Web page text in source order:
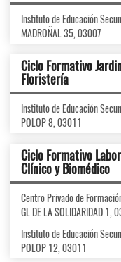
Instituto de Educación
MADROÑAL 35, 03007
Ciclo Formativo
Floristería
Instituto de Educación
POLOP 8, 03011
Ciclo Formativo
Clínico y Biomédico
Centro Privado de
GL DE LA SOLIDARIDAD 1,
Instituto de Educación
POLOP 12, 03011